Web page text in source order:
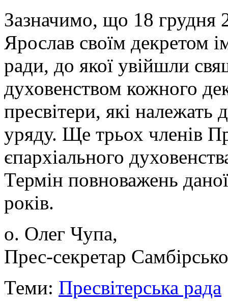
Зазначимо, що 18 грудня
Ярослав своїм декретом
ради, до якої увійшли
духовенством кожного
пресвітери, які належать
уряду. Ще трьох членів
єпархіального
Термін повноважень
років.
о. Олег Чупа,
Прес-секретар
Теми: Пресвітерська рада